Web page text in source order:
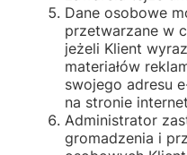
Dane osobowe
przetwarzane w
jeżeli Klient
materiałów
swojego adresu
na stronie
Administrator
gromadzenia i